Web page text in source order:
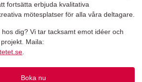
fortsätta erbjuda kvalitativa
mötesplatser för alla våra deltagare.
dig? Vi tar tacksamt emot idéer och
Maila:
Boka nu